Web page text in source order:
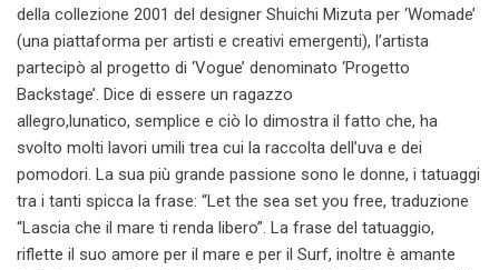
della collezione 2001 del designer Shuichi Mizuta per ‘Womade’
(una piattaforma per artisti e creativi emergenti), l’artista
partecipò al progetto di ‘Vogue’ denominato ‘Progetto
Backstage’. Dice di essere un ragazzo
allegro,lunatico, semplice e ciò lo dimostra il fatto che, ha
svolto molti lavori umili trea cui la raccolta dell’uva e dei
pomodori. La sua più grande passione sono le donne, i tatuaggi
tra i tanti spicca la frase: “Let the sea set you free, traduzione
“Lascia che il mare ti renda libero”. La frase del tatuaggio,
riflette il suo amore per il mare e per il Surf, inoltre è amante